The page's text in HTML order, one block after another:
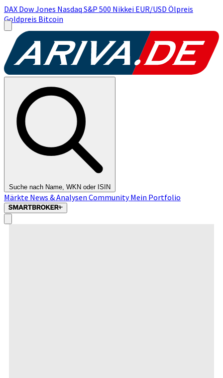
DAX Dow Jones Nasdaq S&P 500 Nikkei EUR/USD Ölpreis
Goldpreis Bitcoin
Suche nach Name, WKN oder ISIN
Märkte News & Analysen CommunityMein Portfolio